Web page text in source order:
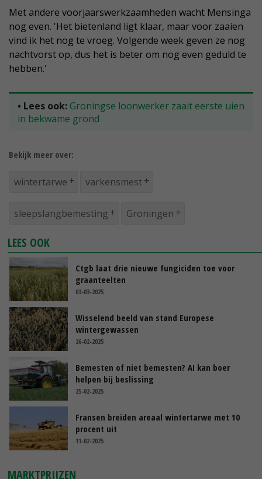
Met andere voorjaarswerkzaamheden wacht Mensinga
nog even. 'Het bietenland ligt klaar, maar voor zaaien
vind ik het nog te vroeg. Volgende week geven ze nog
nachtvorst op, dus het is beter om nog even geduld te
hebben.'
• Lees ook: Groningse loonwerker zaait eerste uien
in bekwame grond
Bekijk meer over:
wintertarwe varkensmest
sleepslangbemesting Groningen
LEES OOK
Ctgb laat drie nieuwe fungiciden toe voor
graanteelten
03-03-2025
Wisselend beeld van stand Europese
wintergewassen
26-02-2025
Bemesten of niet bemesten? AI kan boer
helpen bij beslissing
25-02-2025
Fransen breiden areaal wintertarwe met 10
procent uit
11-02-2025
MARKTPRIJZEN